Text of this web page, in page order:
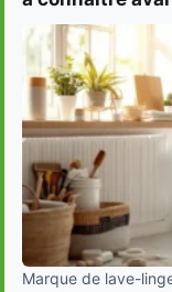
Marque de lave-